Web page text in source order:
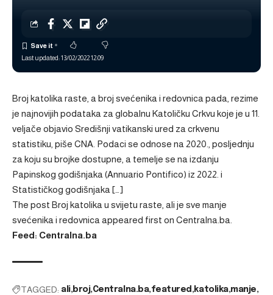
Last updated: 13/02/2022 12:09
Broj katolika raste, a broj svećenika i redovnica pada, rezime
je najnovijih podataka za globalnu Katoličku Crkvu koje je u 11.
veljače objavio Središnji vatikanski ured za crkvenu
statistiku, piše CNA. Podaci se odnose na 2020., posljednju
za koju su brojke dostupne, a temelje se na izdanju
Papinskog godišnjaka (Annuario Pontifico) iz 2022. i
Statističkog godišnjaka […]
The post Broj katolika u svijetu raste, ali je sve manje
svećenika i redovnica appeared first on Centralna.ba
Feed: Centralna.ba
TAGGED: ali broj Centralna.ba featured katolika manje